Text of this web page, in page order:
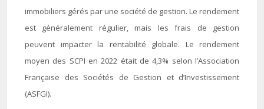
immobiliers gérés par une société de gestion. Le rendement
est généralement régulier, mais les frais de gestion
peuvent impacter la rentabilité globale. Le rendement
moyen des SCPI en 2022 était de 4,3% selon l’Association
Française des Sociétés de Gestion et d’Investissement
(ASFGI).